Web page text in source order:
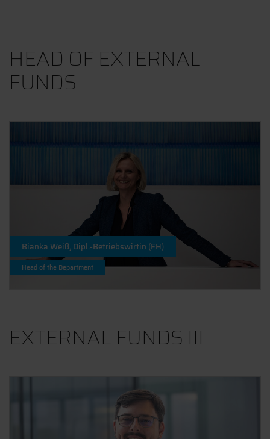
HEAD OF EXTERNAL
FUNDS
Bianka Weiß, Dipl.-Betriebswirtin (FH)
Head of the Department
EXTERNAL FUNDS III